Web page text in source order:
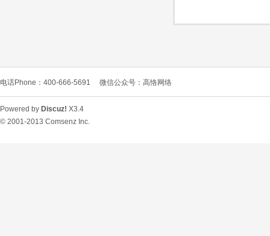
电话Phone：400-666-5691 微信公众号：高恪网络
Powered by Discuz! X3.4
© 2001-2013 Comsenz Inc.